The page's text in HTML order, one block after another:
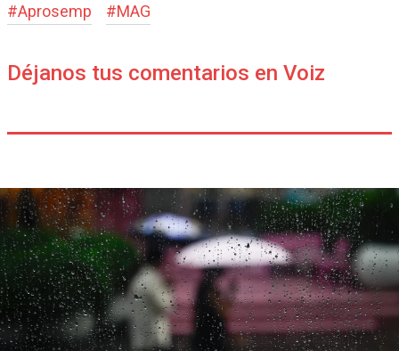
#Aprosemp #MAG
Déjanos tus comentarios en Voiz